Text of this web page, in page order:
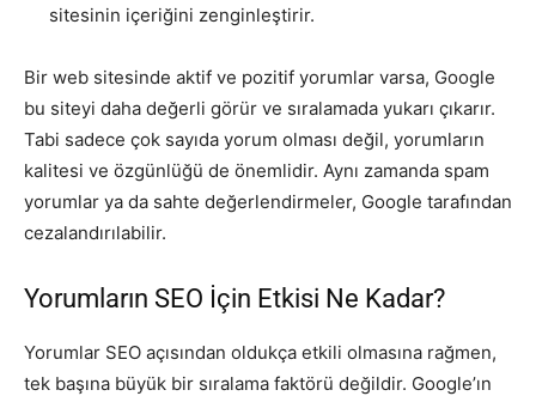
sitesinin içeriğini zenginleştirir.
Bir web sitesinde aktif ve pozitif yorumlar varsa, Google
bu siteyi daha değerli görür ve sıralamada yukarı çıkarır.
Tabi sadece çok sayıda yorum olması değil, yorumların
kalitesi ve özgünlüğü de önemlidir. Aynı zamanda spam
yorumlar ya da sahte değerlendirmeler, Google tarafından
cezalandırılabilir.
Yorumların SEO İçin Etkisi Ne Kadar?
Yorumlar SEO açısından oldukça etkili olmasına rağmen,
tek başına büyük bir sıralama faktörü değildir. Google’ın